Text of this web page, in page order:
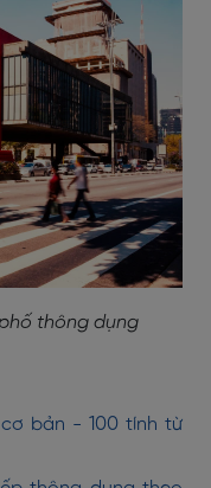
thông dụng
cơ bản - 100 tính từ